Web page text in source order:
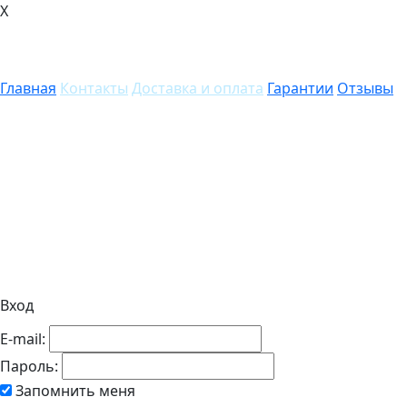
X
Главная Контакты Доставка и оплата Гарантии Отзывы
Вход
E-mail:
Пароль:
Запомнить меня